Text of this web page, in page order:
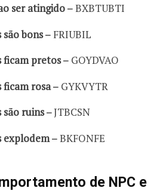
ser atingido –BXBTUBTI
bons – FRIUBIL
ficam pretos – GOYDVAO
ficam rosa – GYKVYTR
são ruins –JTBCSN
explodem –BKFONFE
de NPC e